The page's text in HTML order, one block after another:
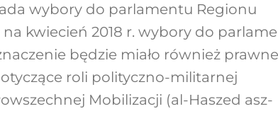
wybory do parlamentu Regionu
kwiecień 2018 r. wybory do
będzie miało również prawne
roli polityczno-militarnej
Mobilizacji (al-Haszed asz-